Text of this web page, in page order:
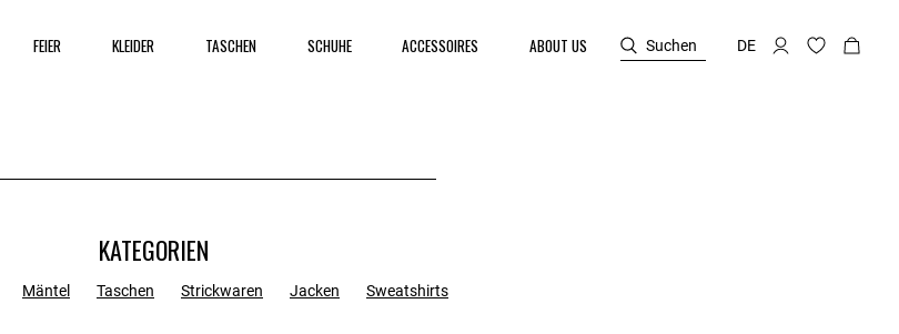
FEIER KLEIDER TASCHEN SCHUHE ACCESSOIRES ABOUT US Suchen DE
KATEGORIEN
Mäntel Taschen Strickwaren Jacken Sweatshirts